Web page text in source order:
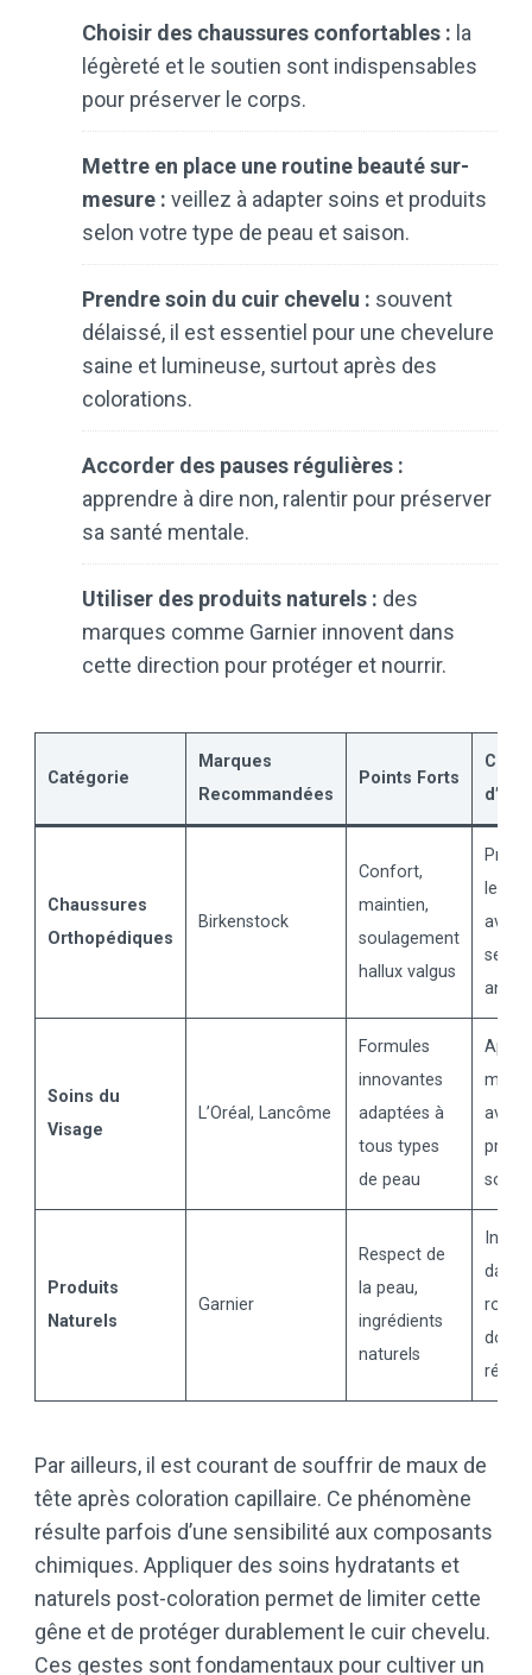
Choisir des chaussures confortables : la
légèreté et le soutien sont indispensables
pour préserver le corps.
Mettre en place une routine beauté sur-
mesure : veillez à adapter soins et produits
selon votre type de peau et saison.
Prendre soin du cuir chevelu : souvent
délaissé, il est essentiel pour une chevelure
saine et lumineuse, surtout après des
colorations.
Accorder des pauses régulières :
apprendre à dire non, ralentir pour préserver
sa santé mentale.
Utiliser des produits naturels : des
marques comme Garnier innovent dans
cette direction pour protéger et nourrir.
Catégorie
Marques
Recommandées
Points Forts
Chaussures
Orthopédiques
Birkenstock
Confort,
maintien,
soulagement
hallux valgus
les
avec
Soins du
Visage
L’Oréal, Lancôme
Formules
innovantes
adaptées à
tous types
de peau
avec
Produits
Naturels
Garnier
Respect de
la peau,
ingrédients
naturels
dans
Par ailleurs, il est courant de souffrir de maux de
tête après coloration capillaire. Ce phénomène
résulte parfois d’une sensibilité aux composants
chimiques. Appliquer des soins hydratants et
naturels post-coloration permet de limiter cette
gêne et de protéger durablement le cuir chevelu.
Ces gestes sont fondamentaux pour cultiver un